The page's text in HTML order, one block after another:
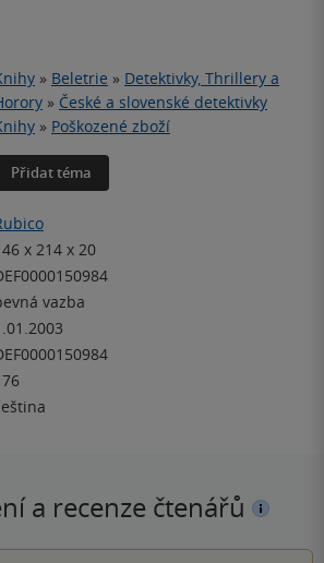
» Beletrie » Detektivky, Thrillery a
» České a slovenské detektivky
» Poškozené zboží
Přidat téma
x 214 x 20
vazba
a recenze čtenářů